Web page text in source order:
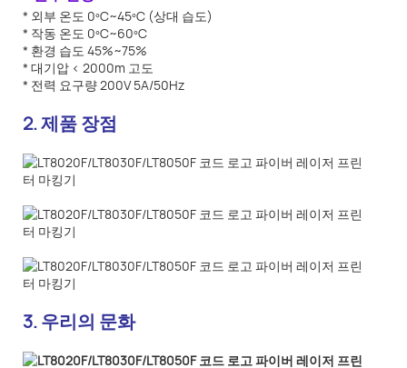
* 외부 온도 0ºC~45ºC (상대 습도)
* 작동 온도 0ºC~60ºC
* 환경 습도 45%~75%
* 대기압 < 2000m 고도
* 전력 요구량 200V 5A/50Hz
2. 제품 장점
3. 우리의 문화